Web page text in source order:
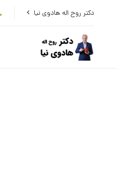
دکتر روح اله هادوی نیا